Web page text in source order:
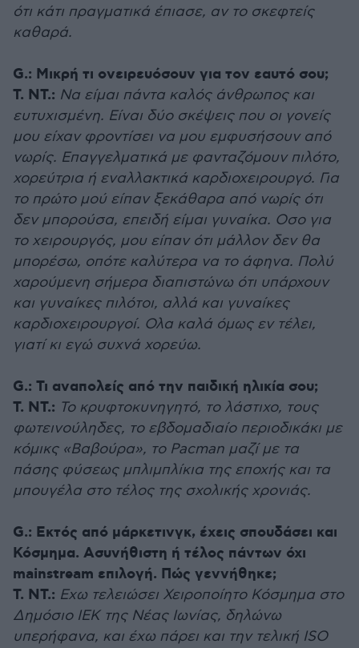
ότι κάτι πραγματικά έπιασε, αν το σκεφτείς
καθαρά.
G.: Μικρή τι ονειρευόσουν για τον εαυτό σου;
Τ. ΝΤ.: Να είμαι πάντα καλός άνθρωπος και
ευτυχισμένη. Είναι δύο σκέψεις που οι γονείς
μου είχαν φροντίσει να μου εμφυσήσουν από
νωρίς. Επαγγελματικά με φανταζόμουν πιλότο,
χορεύτρια ή εναλλακτικά καρδιοχειρουργό. Για
το πρώτο μού είπαν ξεκάθαρα από νωρίς ότι
δεν μπορούσα, επειδή είμαι γυναίκα. Οσο για
το χειρουργός, μου είπαν ότι μάλλον δεν θα
μπορέσω, οπότε καλύτερα να το άφηνα. Πολύ
χαρούμενη σήμερα διαπιστώνω ότι υπάρχουν
και γυναίκες πιλότοι, αλλά και γυναίκες
καρδιοχειρουργοί. Ολα καλά όμως εν τέλει,
γιατί κι εγώ συχνά χορεύω.
G.: Τι αναπολείς από την παιδική ηλικία σου;
Τ. ΝΤ.: Το κρυφτοκυνηγητό, το λάστιχο, τους
φωτεινούληδες, το εβδομαδιαίο περιοδικάκι με
κόμικς «Βαβούρα», το Pacman μαζί με τα
πάσης φύσεως μπλιμπλίκια της εποχής και τα
μπουγέλα στο τέλος της σχολικής χρονιάς.
G.: Εκτός από μάρκετινγκ, έχεις σπουδάσει και
Κόσμημα. Ασυνήθιστη ή τέλος πάντων όχι
mainstream επιλογή. Πώς γεννήθηκε;
Τ. ΝΤ.: Eχω τελειώσει Χειροποίητο Κόσμημα στο
Δημόσιο ΙΕΚ της Νέας Ιωνίας, δηλώνω
υπερήφανα, και έχω πάρει και την τελική ISO